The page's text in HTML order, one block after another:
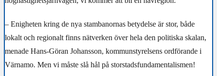
– Enigheten kring de nya stambanornas betydelse är stor, både
lokalt och regionalt finns nätverken över hela den politiska skalan,
menade Hans-Göran Johansson, kommunstyrelsens ordförande i
Värnamo. Men vi måste slå hål på storstadsfundamentalismen!